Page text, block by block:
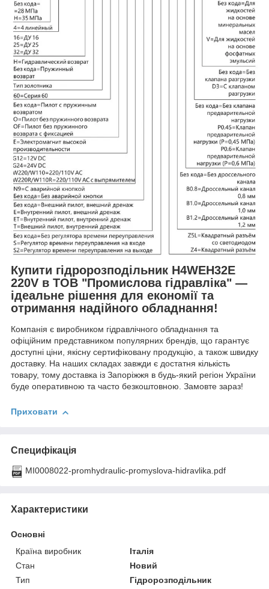
Купити гідророзподільник H4WEH32E
220V в ТОВ "Промислова гідравліка" —
ідеальне рішення для економії та
отримання надійного обладнання!
Компанія є виробником гідравлічного обладнання та
офіційним представником популярних брендів, що гарантує
доступні ціни, якісну сертифіковану продукцію, а також швидку
доставку. На наших складах завжди є достатня кількість
товару, тому доставка із Запоріжжя в будь-який регіон України
буде оперативною та часто безкоштовною. Замовте зараз!
Приховати
Специфікація
MI0008022-promhydraulic-promyslova-hidravlika.pdf
Характеристики
Основні
Країна виробник
Італія
Стан
Новий
Тип
Гідророзподільник